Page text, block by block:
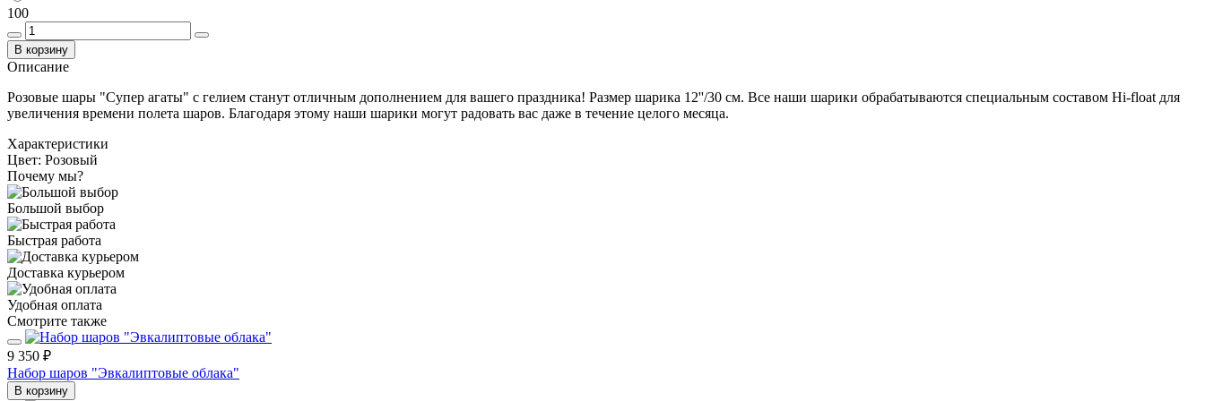
100
В корзину
Описание
Розовые шары "Супер агаты" с гелием станут отличным дополнением для вашего праздника! Размер шарика 12''/30 см. Все наши шарики обрабатываются специальным составом Hi-float для
увеличения времени полета шаров. Благодаря этому наши шарики могут радовать вас даже в течение целого месяца.
Характеристики
Цвет: Розовый
Почему мы?
Большой выбор
Быстрая работа
Доставка курьером
Удобная оплата
Смотрите также
9 350 ₽
Набор шаров "Эвкалиптовые облака"
В корзину